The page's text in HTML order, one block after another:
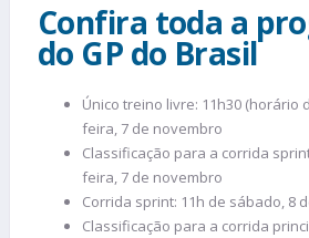
Confira toda a
do GP do Brasil
Único treino livre: 11h30 (horário
feira, 7 de novembro
Classificação para a corrida
feira, 7 de novembro
Corrida sprint: 11h de sábado, 8
Classificação para a corrida